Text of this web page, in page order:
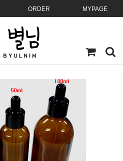
ORDER MYPAGE